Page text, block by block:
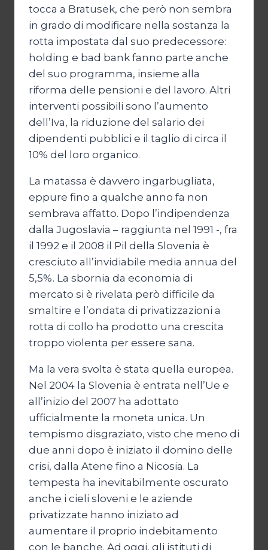
tocca a Bratusek, che però non sembra
in grado di modificare nella sostanza la
rotta impostata dal suo predecessore:
holding e bad bank fanno parte anche
del suo programma, insieme alla
riforma delle pensioni e del lavoro. Altri
interventi possibili sono l’aumento
dell’Iva, la riduzione del salario dei
dipendenti pubblici e il taglio di circa il
10% del loro organico.
La matassa è davvero ingarbugliata,
eppure fino a qualche anno fa non
sembrava affatto. Dopo l’indipendenza
dalla Jugoslavia – raggiunta nel 1991 -, fra
il 1992 e il 2008 il Pil della Slovenia è
cresciuto all’invidiabile media annua del
5,5%. La sbornia da economia di
mercato si è rivelata però difficile da
smaltire e l’ondata di privatizzazioni a
rotta di collo ha prodotto una crescita
troppo violenta per essere sana.
Ma la vera svolta è stata quella europea.
Nel 2004 la Slovenia è entrata nell’Ue e
all’inizio del 2007 ha adottato
ufficialmente la moneta unica. Un
tempismo disgraziato, visto che meno di
due anni dopo è iniziato il domino delle
crisi, dalla Atene fino a Nicosia. La
tempesta ha inevitabilmente oscurato
anche i cieli sloveni e le aziende
privatizzate hanno iniziato ad
aumentare il proprio indebitamento
con le banche. Ad oggi, gli istituti di